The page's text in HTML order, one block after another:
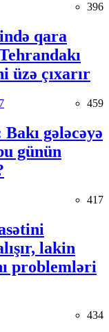
396
qara
üzə çıxarır
459
gələcəyə
günün
417
lakin
problemləri
434